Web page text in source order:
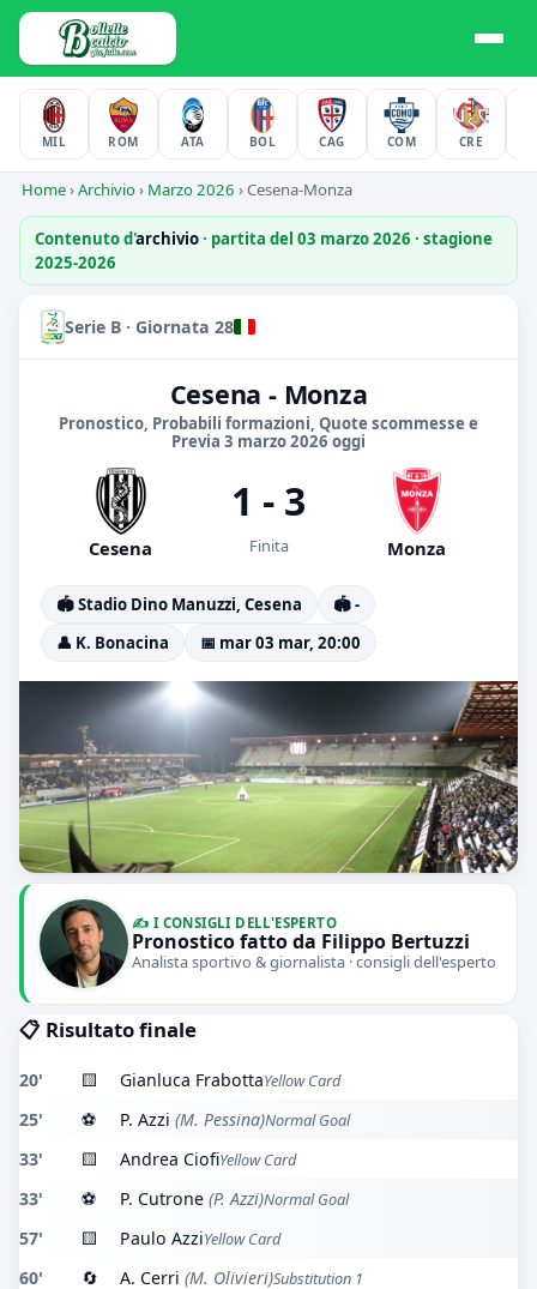
MIL ROM ATA BOL CAG COM CRE
Home›Archivio› Marzo 2026 ›Cesena-Monza
Contenuto d'archivio· partita del 03 marzo 2026 · stagione
2025-2026
Serie B · Giornata 28
Cesena - Monza
Pronostico, Probabili formazioni, Quote scommesse e
Previa 3 marzo 2026 oggi
Cesena
1 - 3
Finita Monza
🏟️ Stadio Dino Manuzzi, Cesena
🏟️ -
👤 K. Bonacina
📅 mar 03 mar, 20:00
✍️ I CONSIGLI DELL'ESPERTO
Pronostico fatto da Filippo Bertuzzi
Analista sportivo & giornalista · consigli dell'esperto
📋 Risultato finale
20' 🟨 Gianluca FrabottaYellow Card
25' ⚽ P. Azzi (M. Pessina)Normal Goal
33' 🟨 Andrea CiofiYellow Card
33' ⚽ P. Cutrone (P. Azzi)Normal Goal
57' 🟨 Paulo AzziYellow Card
60' 🔄 A. Cerri (M. Olivieri)Substitution 1